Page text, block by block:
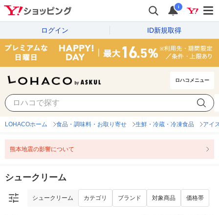
i
ログイン ID新規取得
ロハコメニュー
シュークリーム
LOHACOホーム 食品・調味料・お取り寄せ 生鮮・冷蔵・冷凍食品 アイ
熊本地震の影響について
シュークリーム
シュークリーム カテゴリ ブランド 対象商品 価格帯